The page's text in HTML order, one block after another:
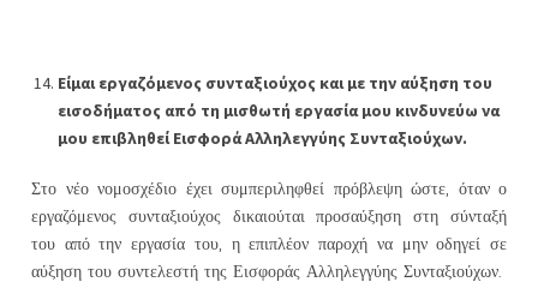
Είμαι εργαζόμενος συνταξιούχος και με την αύξηση του
εισοδήματος από τη μισθωτή εργασία μου κινδυνεύω να
μου επιβληθεί Εισφορά Αλληλεγγύης Συνταξιούχων.
Στο νέο νομοσχέδιο έχει συμπεριληφθεί πρόβλεψη ώστε, όταν ο
εργαζόμενος συνταξιούχος δικαιούται προσαύξηση στη σύνταξή
του από την εργασία του, η επιπλέον παροχή να μην οδηγεί σε
αύξηση του συντελεστή της Εισφοράς Αλληλεγγύης Συνταξιούχων.